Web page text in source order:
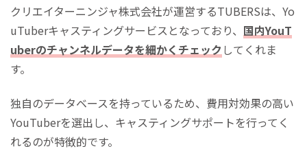
クリエイターニンジャ株式会社が運営するTUBERSは、Yo
uTuberキャスティングサービスとなっており、 国内YouT
uberのチャンネルデータを細かくチェック してくれま
す。
独自のデータベースを持っているため、費用対効果の高い
YouTuberを選出し、キャスティングサポートを行ってく
れるのが特徴的です。